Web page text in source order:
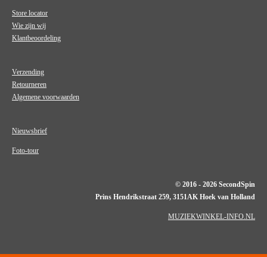
Store locator
Wie zijn wij
Klantbeoordeling
Verzending
Retourneren
Algemene voorwaarden
Nieuwsbrief
Foto-tour
© 2016 - 2026 SecondSpin
Prins Hendrikstraat 259, 3151AK Hoek van Holland
MUZIEKWINKEL-INFO.NL